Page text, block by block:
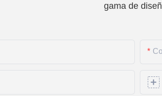
gama de